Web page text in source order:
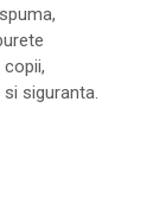
siguranta.